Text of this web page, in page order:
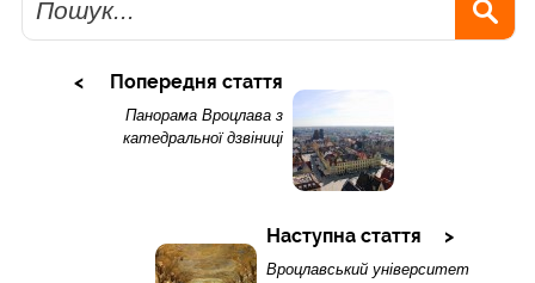
Попередня стаття
Панорама Вроцлава з
катедральної дзвіниці
Наступна стаття
Вроцлавський університет